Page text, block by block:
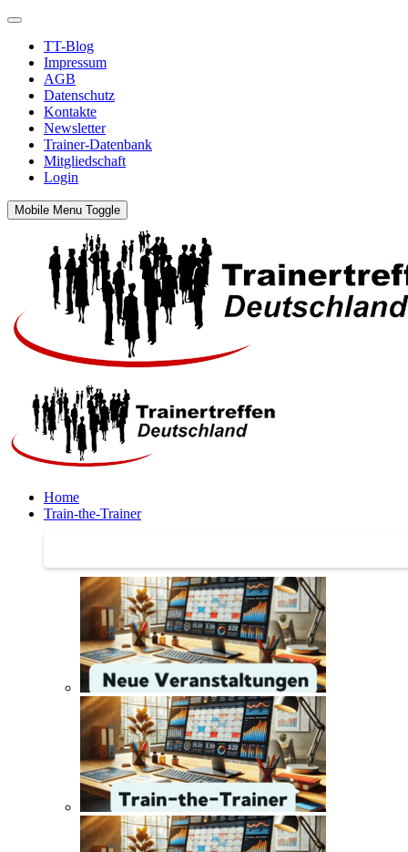
TT-Blog
Impressum
AGB
Datenschutz
Kontakte
Newsletter
Trainer-Datenbank
Mitgliedschaft
Login
Mobile Menu Toggle
Home
Train-the-Trainer